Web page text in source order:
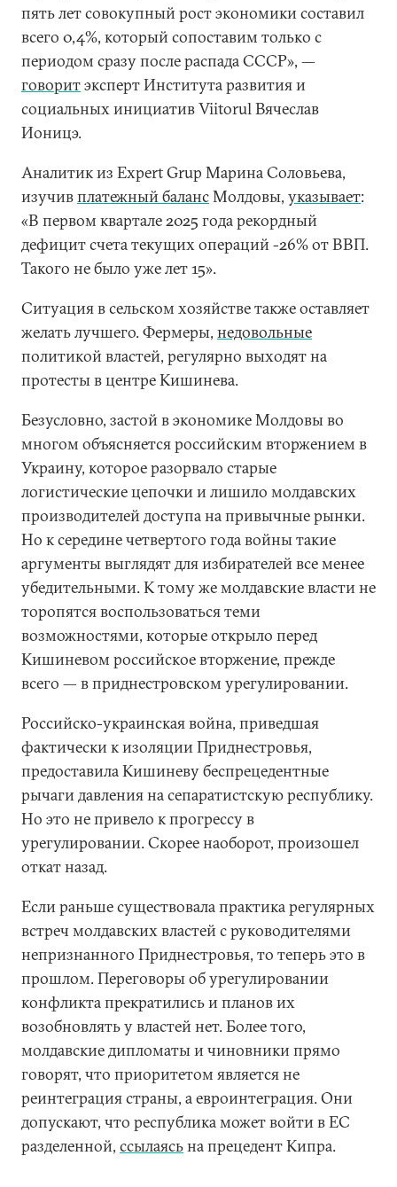
пять лет совокупный рост экономики составил
всего 0,4%, который сопоставим только с
периодом сразу после распада СССР», —
говоритэксперт Института развития и
социальных инициатив Viitorul Вячеслав
Ионицэ.
Аналитик из Expert Grup Марина Соловьева,
изучивплатежный балансМолдовы, указывает:
«В первом квартале 2025 года рекордный
дефицит счета текущих операций -26% от ВВП.
Такого не было уже лет 15».
Ситуация в сельском хозяйстве также оставляет
желать лучшего. Фермеры, недовольные
политикой властей, регулярно выходят на
протесты в центре Кишинева.
Безусловно, застой в экономике Молдовы во
многом объясняется российским вторжением в
Украину, которое разорвало старые
логистические цепочки и лишило молдавских
производителей доступа на привычные рынки.
Но к середине четвертого года войны такие
аргументы выглядят для избирателей все менее
убедительными. К тому же молдавские власти не
торопятся воспользоваться теми
возможностями, которые открыло перед
Кишиневом российское вторжение, прежде
всего — в приднестровском урегулировании.
Российско-украинская война, приведшая
фактически к изоляции Приднестровья,
предоставила Кишиневу беспрецедентные
рычаги давления на сепаратистскую республику.
Но это не привело к прогрессу в
урегулировании. Скорее наоборот, произошел
откат назад.
Если раньше существовала практика регулярных
встреч молдавских властей с руководителями
непризнанного Приднестровья, то теперь это в
прошлом. Переговоры об урегулировании
конфликта прекратились и планов их
возобновлять у властей нет. Более того,
молдавские дипломаты и чиновники прямо
говорят, что приоритетом является не
реинтеграция страны, а евроинтеграция. Они
допускают, что республика может войти в ЕС
разделенной, ссылаясьна прецедент Кипра.